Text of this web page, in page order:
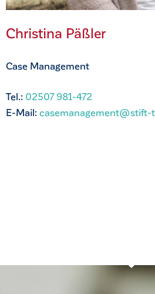
Christina Päßler
Case Management
Tel.: 02507 981-472
E-Mail: casemanagement@stift-